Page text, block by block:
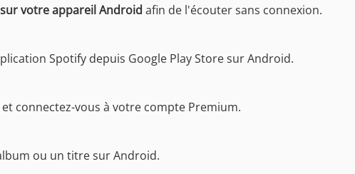
votre appareil Android afin de l'écouter sans connexion.
Spotify depuis Google Play Store sur Android.
connectez-vous à votre compte Premium.
ou un titre sur Android.